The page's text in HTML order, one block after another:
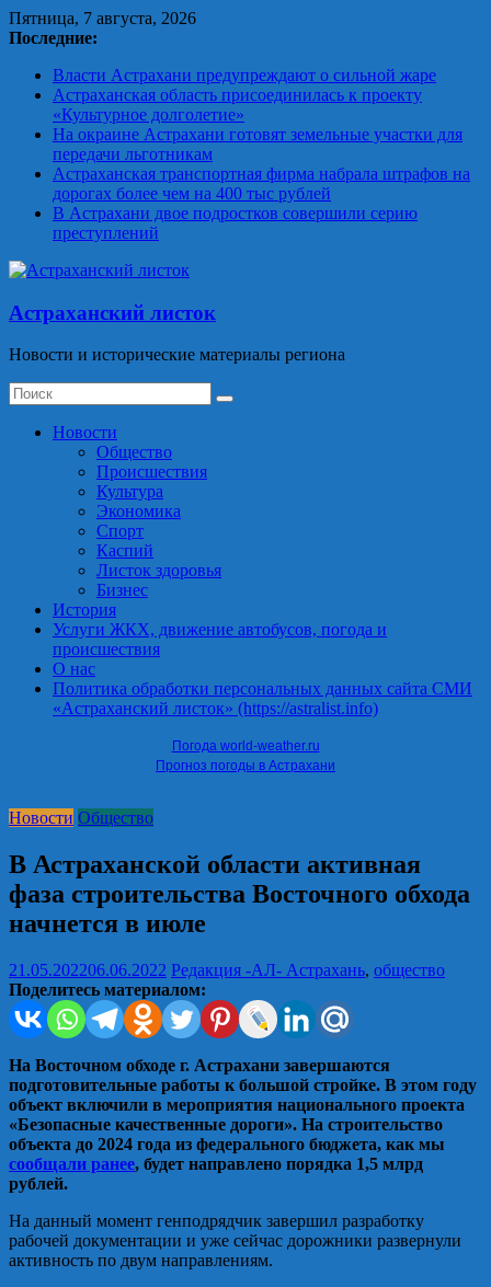
Skip
to
Пятница, 7 августа, 2026
Последние:
Власти Астрахани предупреждают о сильной жаре
Астраханская область присоединилась к проекту
«Культурное долголетие»
На окраине Астрахани готовят земельные участки для
передачи льготникам
Астраханская транспортная фирма набрала штрафов на
дорогах более чем на 400 тыс рублей
В Астрахани двое подростков совершили серию
преступлений
Астраханский листок
Новости и исторические материалы региона
Новости
Общество
Происшествия
Культура
Экономика
Спорт
Каспий
Листок здоровья
Бизнес
История
Услуги ЖКХ, движение автобусов, погода и
происшествия
О нас
Политика обработки персональных данных сайта СМИ
«Астраханский листок» (https://astralist.info)
Погода world-weather.ru
Прогноз погоды в Астрахани
Новости Общество
В Астраханской области активная
фаза строительства Восточного обхода
начнется в июле
21.05.202206.06.2022 Редакция -АЛ- Астрахань, общество
Поделитесь материалом:
На Восточном обходе г. Астрахани завершаются
подготовительные работы к большой стройке. В этом году
объект включили в мероприятия национального проекта
«Безопасные качественные дороги». На строительство
объекта до 2024 года из федерального бюджета, как мы
сообщали ранее, будет направлено порядка 1,5 млрд
рублей.
На данный момент генподрядчик завершил разработку
рабочей документации и уже сейчас дорожники развернули
активность по двум направлениям.